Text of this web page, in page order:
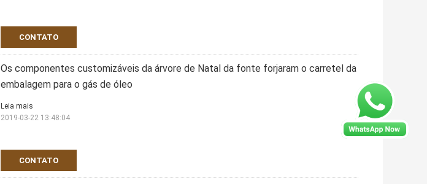
CONTATO
Os componentes customizáveis da árvore de Natal da fonte forjaram o carretel da
embalagem para o gás de óleo
CONTATO
Leia mais
2019-03-22 13:48:04